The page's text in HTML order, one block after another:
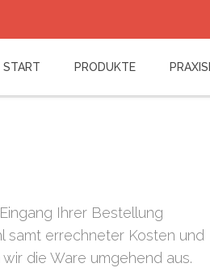
Ihrer Bestellung
samt errechneter Kosten und
die Ware umgehend aus.
up
START PRODUKTE